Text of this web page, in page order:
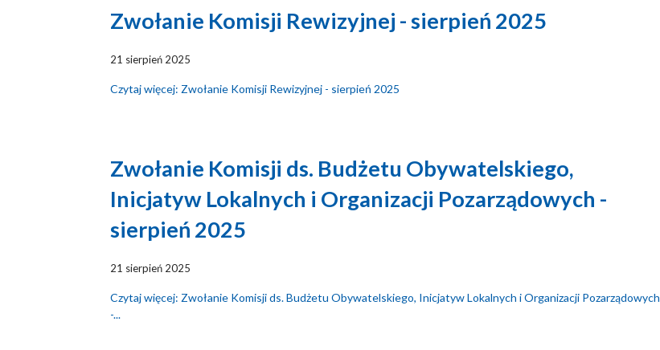
Zwołanie Komisji Rewizyjnej - sierpień 2025
21 sierpień 2025
Czytaj więcej: Zwołanie Komisji Rewizyjnej - sierpień 2025
Zwołanie Komisji ds. Budżetu Obywatelskiego,
Inicjatyw Lokalnych i Organizacji Pozarządowych -
sierpień 2025
21 sierpień 2025
Czytaj więcej: Zwołanie Komisji ds. Budżetu Obywatelskiego, Inicjatyw Lokalnych i Organizacji Pozarządowych
-...